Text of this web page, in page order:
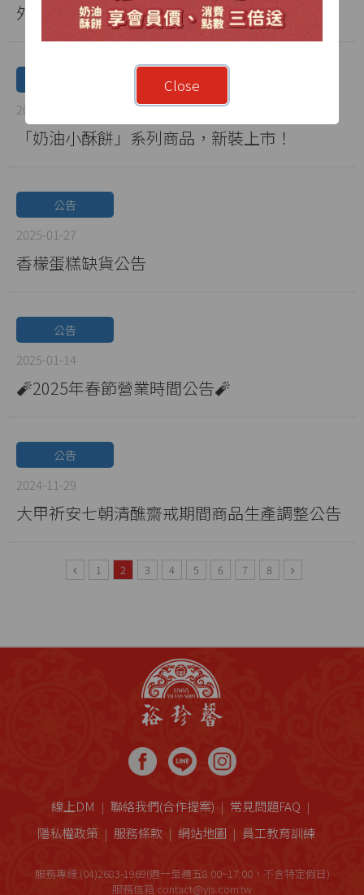
外埔門市6月起營業時間調整公告
2025-02-18
「奶油小酥餅」系列商品，新裝上市！
公告
2025-01-27
香檬蛋糕缺貨公告
公告
2025-01-14
🧨2025年春節營業時間公告🧨
公告
2024-11-29
大甲祈安七朝清醮齋戒期間商品生產調整公告
1 2 3 4 5 6 7 8
線上DM 聯絡我們(合作提案)
常見問題FAQ
隱私權政策
服務條款 網站地圖 員工教育訓練
服務專線:(04)2683-1969(週一至週五8:00~17:00，不含特定假日)
服務信箱:contact@yjs.com.tw
Close